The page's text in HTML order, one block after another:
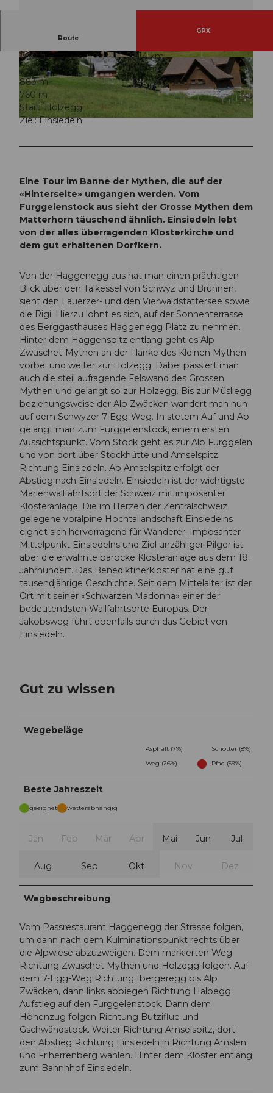
© Einsiedeln-Ybrig-Zürichsee Tourismus
© Erhard Gick, Schwyzer Wanderwege © Erhard Gick, Schwyzer Wanderwege
Route
GPX
7:30 h
22,14 km
797 m
1.317 m
883 m
1.643 m
760 m
Start: Holzegg
Ziel: Einsiedeln
Eine Tour im Banne der Mythen, die auf der
«Hinterseite» umgangen werden. Vom
Furggelenstock aus sieht der Grosse Mythen dem
Matterhorn täuschend ähnlich. Einsiedeln lebt
von der alles überragenden Klosterkirche und
dem gut erhaltenen Dorfkern.
Von der Haggenegg aus hat man einen prächtigen
Blick über den Talkessel von Schwyz und Brunnen,
sieht den Lauerzer- und den Vierwaldstättersee sowie
die Rigi. Hierzu lohnt es sich, auf der Sonnenterrasse
des Berggasthauses Haggenegg Platz zu nehmen.
Hinter dem Haggenspitz entlang geht es Alp
Zwüschet-Mythen an der Flanke des Kleinen Mythen
vorbei und weiter zur Holzegg. Dabei passiert man
auch die steil aufragende Felswand des Grossen
Mythen und gelangt so zur Holzegg. Bis zur Müsliegg
beziehungsweise der Alp Zwäcken wandert man nun
auf dem Schwyzer 7-Egg-Weg. In stetem Auf und Ab
gelangt man zum Furggelenstock, einem ersten
Aussichtspunkt. Vom Stock geht es zur Alp Furggelen
und von dort über Stockhütte und Amselspitz
Richtung Einsiedeln. Ab Amselspitz erfolgt der
Abstieg nach Einsiedeln. Einsiedeln ist der wichtigste
Marienwallfahrtsort der Schweiz mit imposanter
Klosteranlage. Die im Herzen der Zentralschweiz
gelegene voralpine Hochtallandschaft Einsiedelns
eignet sich hervorragend für Wanderer. Imposanter
Mittelpunkt Einsiedelns und Ziel unzähliger Pilger ist
aber die erwähnte barocke Klosteranlage aus dem 18.
Jahrhundert. Das Benediktinerkloster hat eine gut
tausendjährige Geschichte. Seit dem Mittelalter ist der
Ort mit seiner «Schwarzen Madonna» einer der
bedeutendsten Wallfahrtsorte Europas. Der
Jakobsweg führt ebenfalls durch das Gebiet von
Einsiedeln.
Gut zu wissen
Wegebeläge
Asphalt (7%)
Schotter (8%)
Weg (26%)
Pfad (59%)
Beste Jahreszeit
geeignet wetterabhängig
Jan Feb Mär Apr Mai Jun Jul
Aug Sep Okt Nov Dez
Wegbeschreibung
Vom Passrestaurant Haggenegg der Strasse folgen,
um dann nach dem Kulminationspunkt rechts über
die Alpwiese abzuzweigen. Dem markierten Weg
Richtung Zwüschet Mythen und Holzegg folgen. Auf
dem 7-Egg-Weg Richtung Ibergeregg bis Alp
Zwäcken, dann links abbiegen Richtung Halbegg.
Aufstieg auf den Furggelenstock. Dann dem
Höhenzug folgen Richtung Butziflue und
Gschwändstock. Weiter Richtung Amselspitz, dort
den Abstieg Richtung Einsiedeln in Richtung Amslen
und Friherrenberg wählen. Hinter dem Kloster entlang
zum Bahnhhof Einsiedeln.